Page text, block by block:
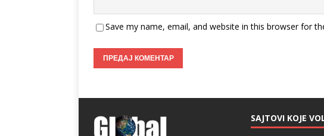
Save my name, email, and website in this browser for
SAJTOVI KOJE